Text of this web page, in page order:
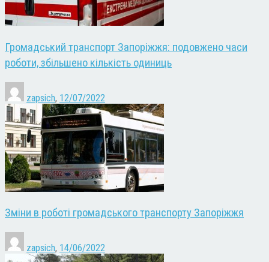
Громадський транспорт Запоріжжя: подовжено часи
роботи, збільшено кількість одиниць
zapsich, 12/07/2022
Зміни в роботі громадського транспорту Запоріжжя
zapsich, 14/06/2022